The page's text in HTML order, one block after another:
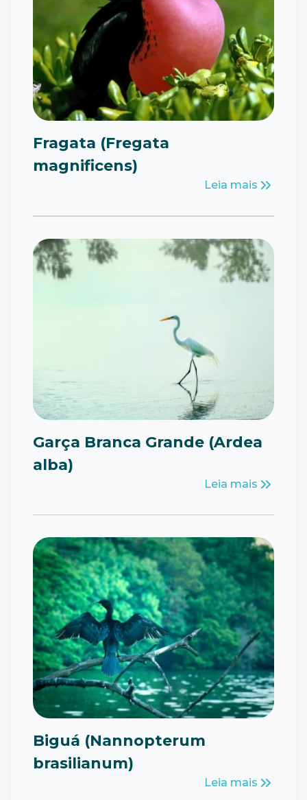
Fragata (Fregata
magnificens)
Leia mais
Garça Branca Grande (Ardea
alba)
Leia mais
Biguá (Nannopterum
brasilianum)
Leia mais